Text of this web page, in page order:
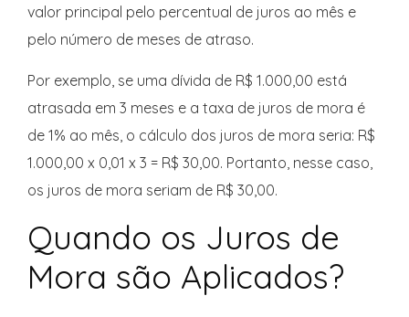
valor principal pelo percentual de juros ao mês e
pelo número de meses de atraso.
Por exemplo, se uma dívida de R$ 1.000,00 está
atrasada em 3 meses e a taxa de juros de mora é
de 1% ao mês, o cálculo dos juros de mora seria: R$
1.000,00 x 0,01 x 3 = R$ 30,00. Portanto, nesse caso,
os juros de mora seriam de R$ 30,00.
Quando os Juros de
Mora são Aplicados?